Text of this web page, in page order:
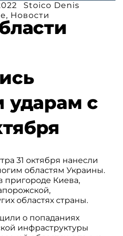
Stoico Denis
, Новости
ударам с
31 октября нанесли
областям Украины.
пригороде Киева,
областях страны.
о попаданиях
инфраструктуры